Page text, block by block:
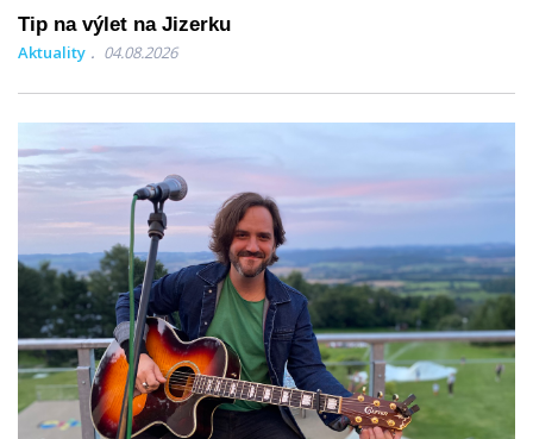
Tip na výlet na Jizerku
Aktuality 04.08.2026